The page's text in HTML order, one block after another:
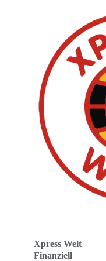
Xpress Welt
Finanziell